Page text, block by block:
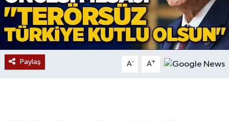
Paylaş A- A+
Düzce
Eğitim
Ekonomi